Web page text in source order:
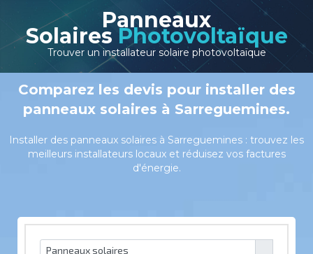
Panneaux
Solaires Photovoltaïque
Trouver un installateur solaire photovoltaïque
Comparez les devis pour installer des
panneaux solaires à Sarreguemines.
Installer des panneaux solaires à Sarreguemines : trouvez les
meilleurs installateurs locaux et réduisez vos factures
d'énergie.